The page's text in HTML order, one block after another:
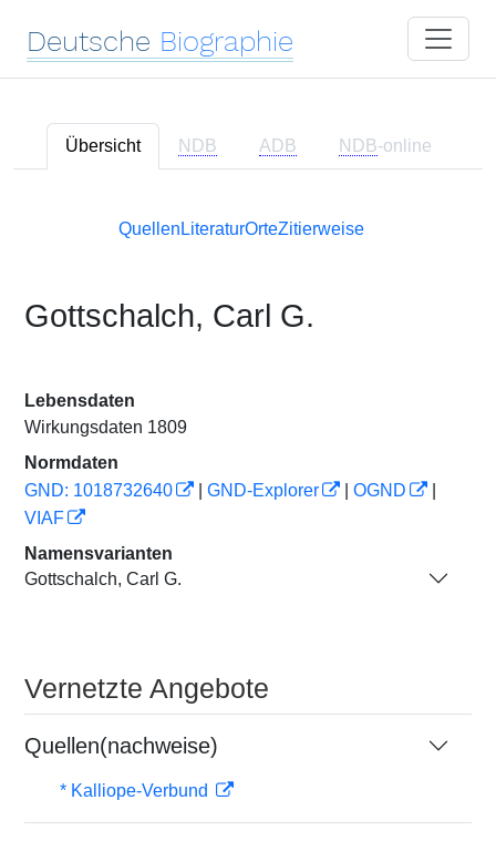
Deutsche Biographie
Übersicht NDB ADB NDB-online
Quellen LiteraturOrteZitierweise
Gottschalch, Carl G.
Lebensdaten
Wirkungsdaten 1809
Normdaten
GND: 1018732640
GND-Explorer OGND
VIAF
Namensvarianten
Gottschalch, Carl G.
Vernetzte Angebote
Quellen(nachweise)
* Kalliope-Verbund